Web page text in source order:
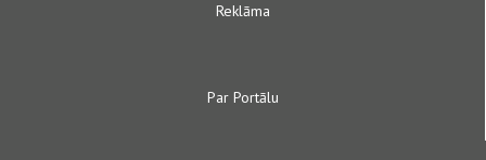
Reklāma
Par Portālu